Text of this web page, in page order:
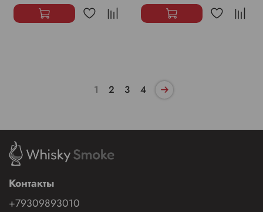
1 2 3 4
Контакты
+79309893010